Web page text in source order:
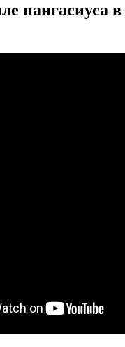
пангасиуса в